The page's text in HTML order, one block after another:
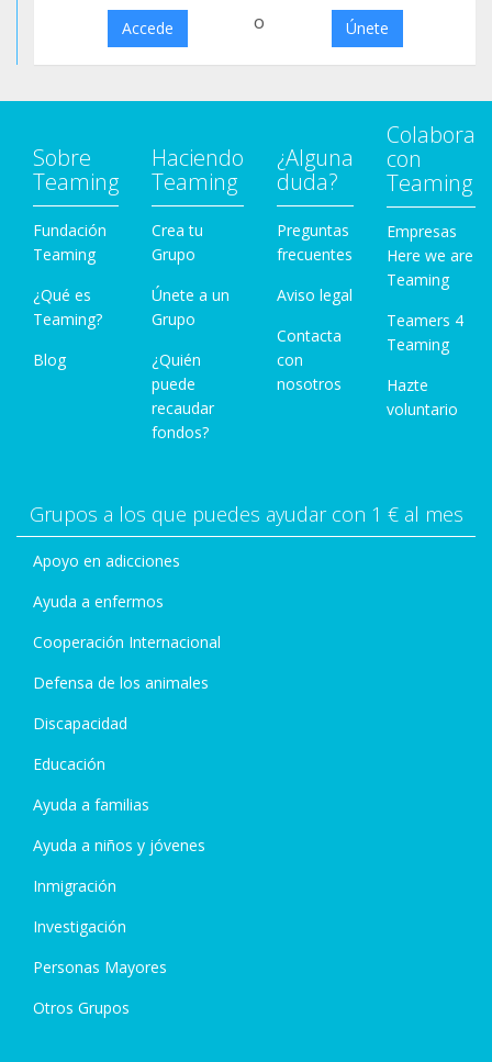
Accede o Únete
Sobre
Teaming
Fundación
Teaming
¿Qué es
Teaming?
Blog
Haciendo
Teaming
Crea tu
Grupo
Únete a un
Grupo
¿Quién
puede
recaudar
fondos?
¿Alguna
duda?
Preguntas
frecuentes
Aviso legal
Contacta
con
nosotros
Colabora
con
Teaming
Empresas
Here we are
Teaming
Teamers 4
Teaming
Hazte
voluntario
Grupos a los que puedes ayudar con 1 € al mes
Apoyo en adicciones
Ayuda a enfermos
Cooperación Internacional
Defensa de los animales
Discapacidad
Educación
Ayuda a familias
Ayuda a niños y jóvenes
Inmigración
Investigación
Personas Mayores
Otros Grupos